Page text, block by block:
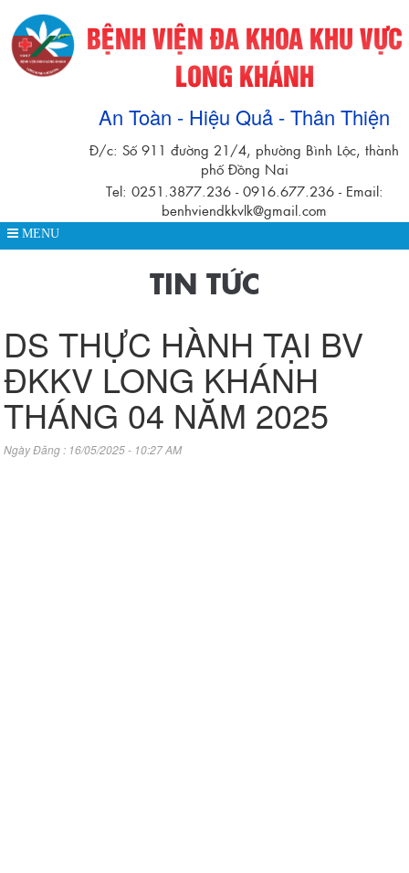
BỆNH VIỆN ĐA KHOA KHU VỰC
LONG KHÁNH
An Toàn - Hiệu Quả - Thân Thiện
Đ/c: Số 911 đường 21/4, phường Bình Lộc, thành
phố Đồng Nai
Tel: 0251.3877.236 - 0916.677.236 - Email:
benhviendkkvlk@gmail.com
MENU
TIN TỨC
DS THỰC HÀNH TẠI BV
ĐKKV LONG KHÁNH
THÁNG 04 NĂM 2025
Ngày Đăng : 16/05/2025 - 10:27 AM